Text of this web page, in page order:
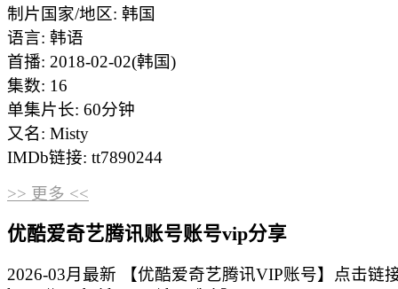
制片国家/地区: 韩国
语言: 韩语
首播: 2018-02-02(韩国)
集数: 16
单集片长: 60分钟
又名: Misty
IMDb链接: tt7890244
>> 更多 <<
优酷爱奇艺腾讯账号账号vip分享
2026-03月最新 【优酷爱奇艺腾讯VIP账号】点击链